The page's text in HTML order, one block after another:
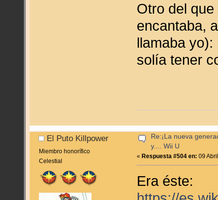
Otro del
encantaba,
llamaba
solía tener
El Puto Killpower
Miembro honorífico
Celestial
Re:¡La nueva
y.... Wii U
« Respuesta #504 en: 09
Era éste: